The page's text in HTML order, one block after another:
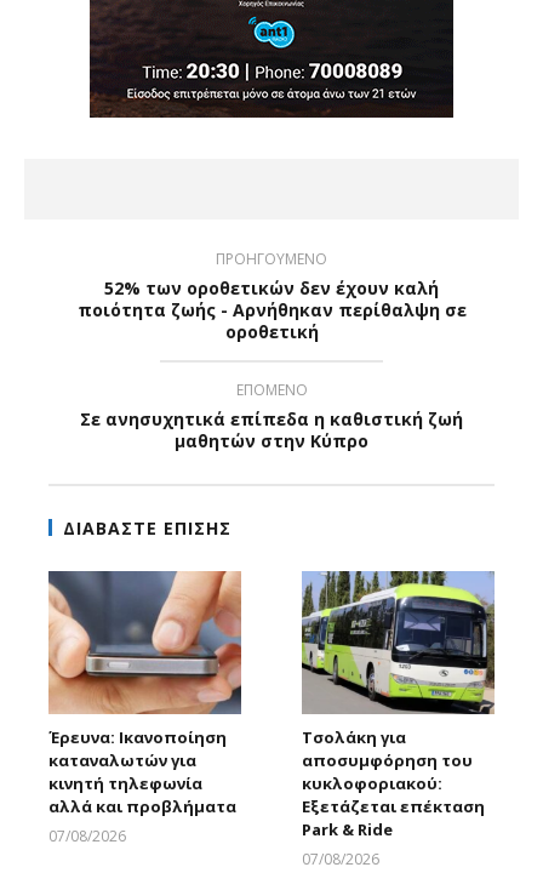
ΠΡΟΗΓΟΥΜΕΝΟ
52% των οροθετικών δεν έχουν καλή
ποιότητα ζωής - Αρνήθηκαν περίθαλψη σε
οροθετική
ΕΠΟΜΕΝΟ
Σε ανησυχητικά επίπεδα η καθιστική ζωή
μαθητών στην Κύπρο
ΔΙΑΒΑΣΤΕ ΕΠΙΣΗΣ
Έρευνα: Ικανοποίηση
καταναλωτών για
κινητή τηλεφωνία
αλλά και προβλήματα
07/08/2026
Τσολάκη για
αποσυμφόρηση του
κυκλοφοριακού:
Εξετάζεται επέκταση
Park & Ride
07/08/2026